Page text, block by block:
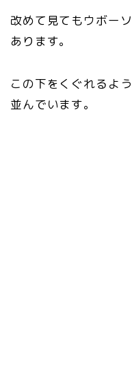
改めて見てもウボー
あります。
この下をくぐれるよ
並んでいます。